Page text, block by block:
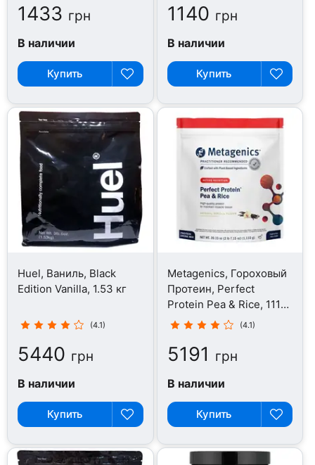
1433 грн
В наличии
Купить
1140 грн
В наличии
Купить
Huel, Ваниль, Black
Edition Vanilla, 1.53 кг
(4.1)
5440 грн
В наличии
Купить
Metagenics, Гороховый
Протеин, Perfect
Protein Pea & Rice, 1110
г
(4.1)
5191 грн
В наличии
Купить